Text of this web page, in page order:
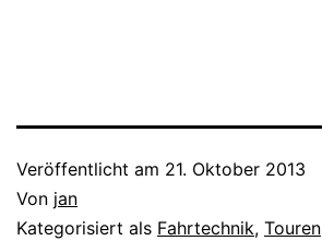
Veröffentlicht am 21. Oktober 2013
Von jan
Kategorisiert als Fahrtechnik, Touren